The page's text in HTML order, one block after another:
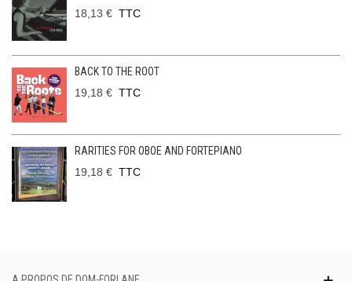
18,13 € TTC
BACK TO THE ROOT
19,18 € TTC
RARITIES FOR OBOE AND FORTEPIANO
19,18 € TTC